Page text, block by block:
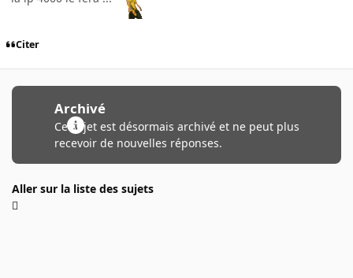
Citer
Archivé
Ce sujet est désormais archivé et ne peut plus
recevoir de nouvelles réponses.
Aller sur la liste des sujets